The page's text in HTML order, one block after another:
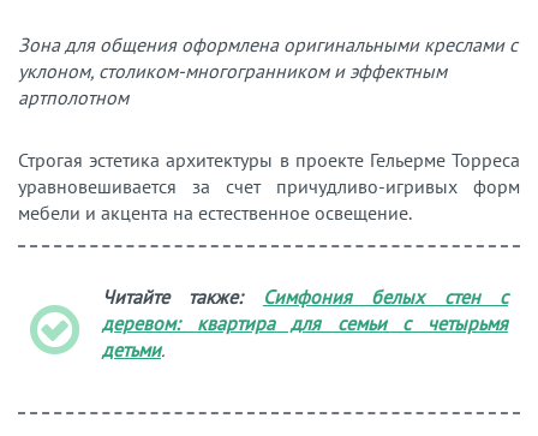
Зона для общения оформлена оригинальными креслами с
уклоном, столиком-многогранником и эффектным
артполотном
Строгая эстетика архитектуры в проекте Гельерме Торреса
уравновешивается за счет причудливо-игривых форм
мебели и акцента на естественное освещение.
Читайте также:
Cимфония белых стен с
деревом: квартира для семьи с четырьмя
детьми.